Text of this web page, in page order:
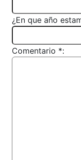
¿En que año
Comentario *: